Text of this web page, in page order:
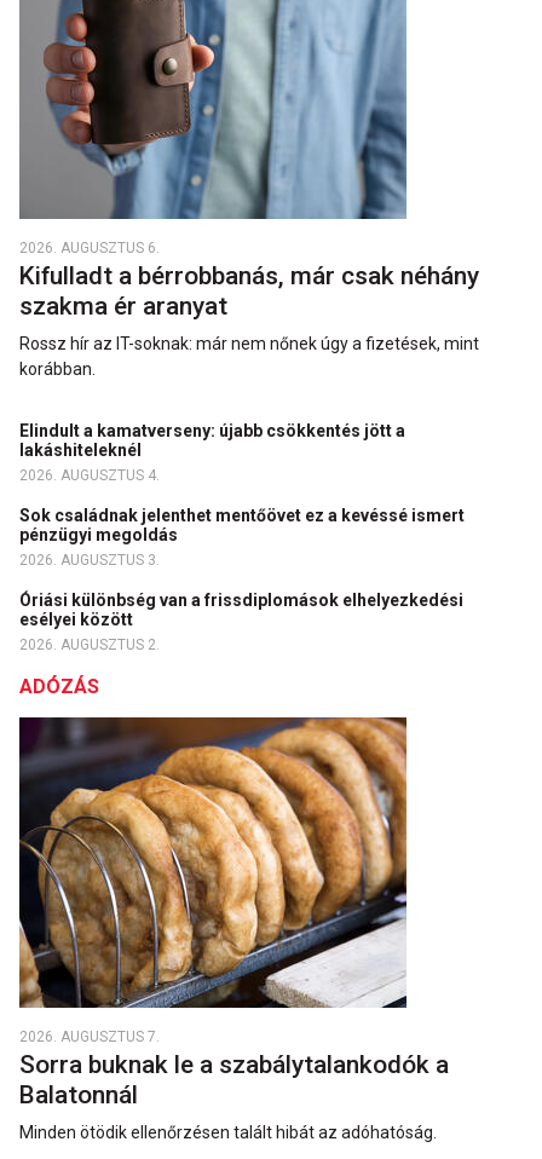
2026. AUGUSZTUS 6.
Kifulladt a bérrobbanás, már csak néhány
szakma ér aranyat
Rossz hír az IT-soknak: már nem nőnek úgy a fizetések, mint
korábban.
Elindult a kamatverseny: újabb csökkentés jött a
lakáshiteleknél
2026. AUGUSZTUS 4.
Sok családnak jelenthet mentőövet ez a kevéssé ismert
pénzügyi megoldás
2026. AUGUSZTUS 3.
Óriási különbség van a frissdiplomások elhelyezkedési
esélyei között
2026. AUGUSZTUS 2.
ADÓZÁS
2026. AUGUSZTUS 7.
Sorra buknak le a szabálytalankodók a
Balatonnál
Minden ötödik ellenőrzésen talált hibát az adóhatóság.